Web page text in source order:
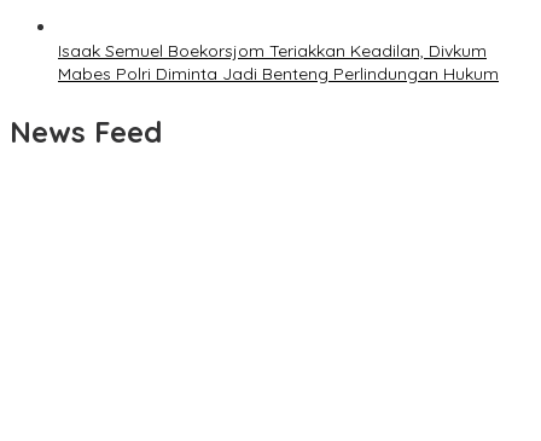
Isaak Semuel Boekorsjom Teriakkan Keadilan, Divkum
Mabes Polri Diminta Jadi Benteng Perlindungan Hukum
News Feed